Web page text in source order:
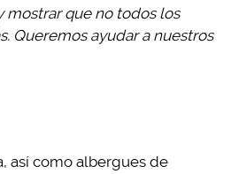
mostrar que no todos los
Queremos ayudar a nuestros
así como albergues de